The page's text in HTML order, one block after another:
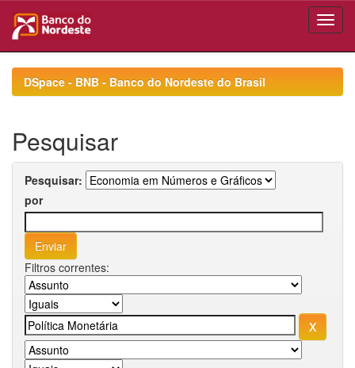
navigationDSpace - BNB - Banco do Nordeste do Brasil
Pesquisar
Pesquisar:
por
Filtros correntes: